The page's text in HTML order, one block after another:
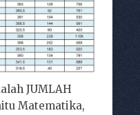
JUMLAH
Matematika,